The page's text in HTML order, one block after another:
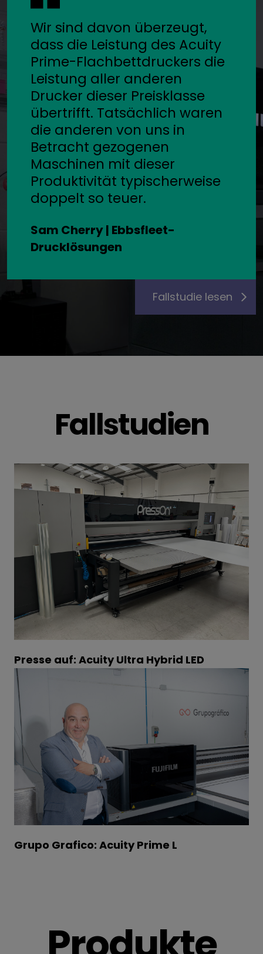
Wir sind davon überzeugt,
dass die Leistung des Acuity
Prime-Flachbettdruckers die
Leistung aller anderen
Drucker dieser Preisklasse
übertrifft. Tatsächlich waren
die anderen von uns in
Betracht gezogenen
Maschinen mit dieser
Produktivität typischerweise
doppelt so teuer.
Sam Cherry | Ebbsfleet-
Drucklösungen
Fallstudie lesen
Fallstudien
Presse auf: Acuity Ultra Hybrid LED
Grupo Grafico: Acuity Prime L